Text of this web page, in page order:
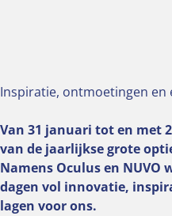
Inspiratie, ontmoetingen en
Van 31 januari tot en met
van de jaarlijkse grote
Namens Oculus en NUVO
dagen vol innovatie,
lagen voor ons.